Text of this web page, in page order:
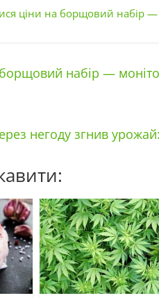
ціни на борщовий набір —
набір —
негоду згнив